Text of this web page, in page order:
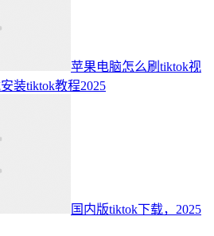
苹果电脑怎么刷tiktok视
装tiktok教程2025
国内版tiktok下载，2025